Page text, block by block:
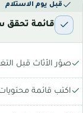
قبل يوم الاستلام
قائمة تحقق
صوّر الأثاث قبل
اكتب قائمة